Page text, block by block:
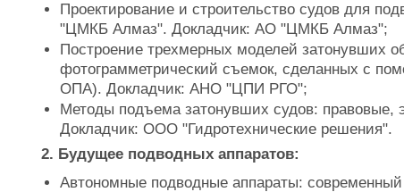
Проектирование и строительство судов для
"ЦМКБ Алмаз". Докладчик: АО "ЦМКБ Алмаз";
Построение трехмерных моделей затонувших
фотограмметрический съемок, сделанных с
ОПА). Докладчик: АНО "ЦПИ РГО";
Методы подъема затонувших судов: правовые,
Докладчик: ООО "Гидротехнические решения".
2. Будущее подводных аппаратов:
Автономные подводные аппараты: